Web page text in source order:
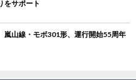
をサポート
山線・モボ301形、運行開始55周年